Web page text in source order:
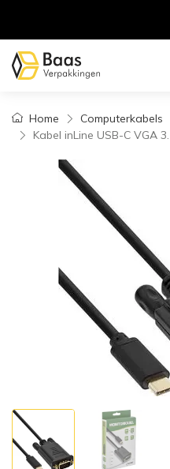
Home
Computerkabels
Kabel inLine USB-C VGA